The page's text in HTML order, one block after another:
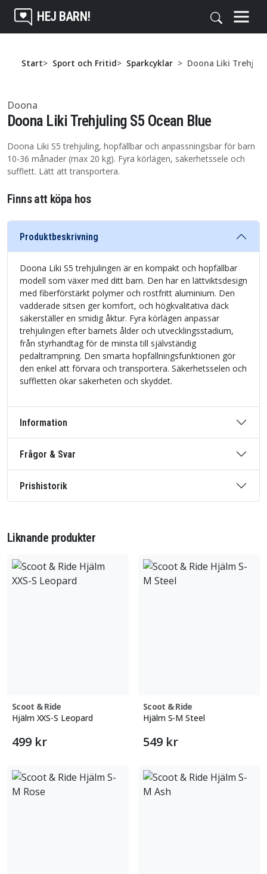
HEJ BARN!
Start Sport och Fritid Sparkcyklar Doona Liki
Doona
Doona Liki Trehjuling S5 Ocean Blue
Doona Liki S5 trehjuling, hopfällbar och anpassningsbar för barn
10-36 månader (max 20 kg). Fyra körlägen, säkerhetssele och
sufflett. Lätt att transportera.
Finns att köpa hos
Produktbeskrivning
Doona Liki S5 trehjulingen är en kompakt och hopfällbar
modell som växer med ditt barn. Den har en lättviktsdesign
med fiberförstärkt polymer och rostfritt aluminium. Den
vadderade sitsen ger komfort, och högkvalitativa däck
säkerställer en smidig åktur. Fyra körlägen anpassar
trehjulingen efter barnets ålder och utvecklingsstadium,
från styrhandtag för de minsta till självständig
pedaltrampning. Den smarta hopfällningsfunktionen gör
den enkel att förvara och transportera. Säkerhetsselen och
suffletten ökar säkerheten och skyddet.
Information
Frågor & Svar
Prishistorik
Liknande produkter
Scoot & Ride
Hjälm XXS-S Leopard
499 kr
Scoot & Ride
Hjälm S-M Steel
549 kr